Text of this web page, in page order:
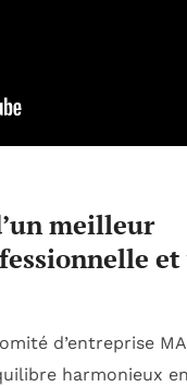
meilleur
et
d’entreprise
harmonieux